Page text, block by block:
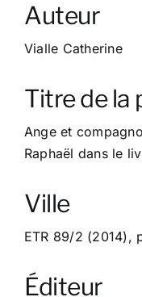
Bibliographie
Contact
Auteur
Vialle Catherine
Titre de la
Ange et
Raphaël dans le
Ville
ETR 89/2 (2014),
Éditeur